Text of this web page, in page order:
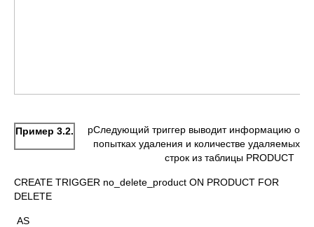
Пример 3.2.
рСледующий триггер выводит информацию о
попытках удаления и количестве удаляемых
строк из таблицы PRODUCT
CREATE TRIGGER no_delete_product ON PRODUCT FOR
DELETE
AS